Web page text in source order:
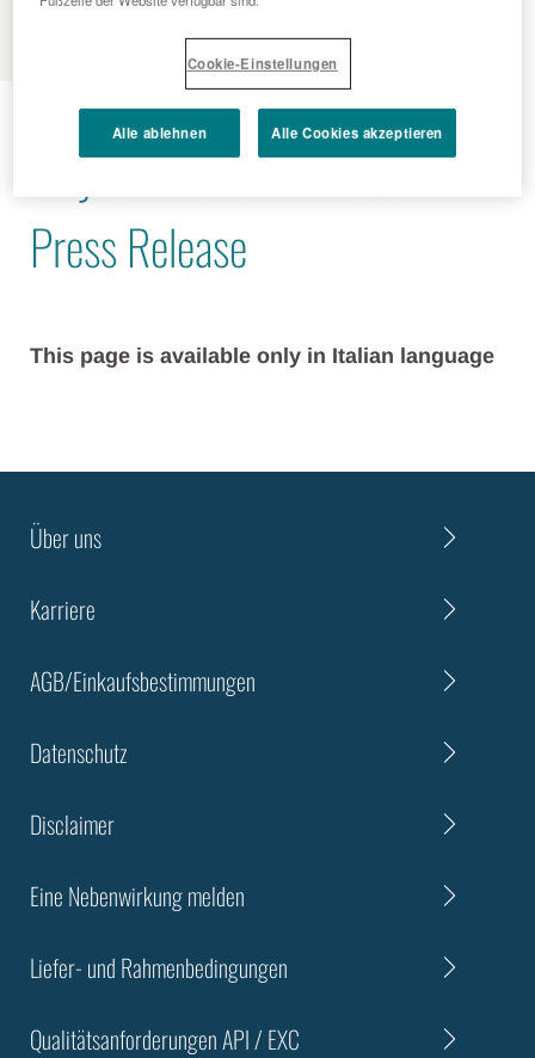
2010 - 05 - 05
May 5th 2010 - Malesci
Press Release
This page is available only in Italian language
Über uns
Karriere
AGB/Einkaufsbestimmungen
Datenschutz
Disclaimer
Eine Nebenwirkung melden
Liefer- und Rahmenbedingungen
Qualitätsanforderungen API / EXC
Cookie-Einstellungen
Alle ablehnen Alle Cookies akzeptieren